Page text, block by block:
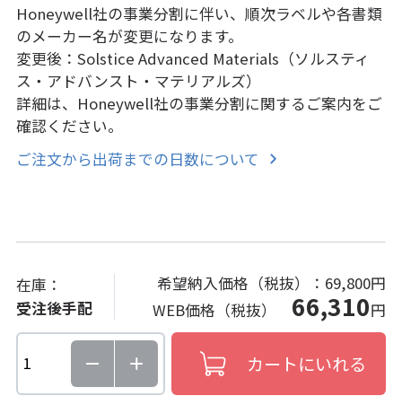
Honeywell社の事業分割に伴い、順次ラベルや各書類
のメーカー名が変更になります。
変更後：Solstice Advanced Materials（ソルスティ
ス・アドバンスト・マテリアルズ）
詳細は、Honeywell社の事業分割に関するご案内をご
確認ください。
ご注文から出荷までの日数について
在庫：
受注後手配
希望納入価格（税抜）： 69,800円
WEB価格（税抜） 66,310円